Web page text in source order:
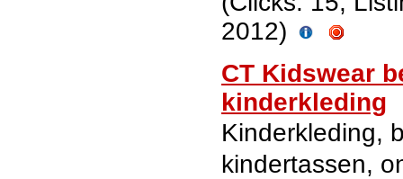
2012)
CT Kidswear
kinderkleding
Kinderkleding,
kindertassen,